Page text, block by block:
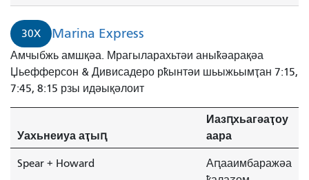
30X Marina Express
Амчыбжь амшқәа. Мрагыларахьтәи аныҟәарақәа
Џьефферсон & Дивисадеро рҟынтәи шьыжьымҭан 7:15,
7:45, 8:15 рзы идәықәлоит
Уахьнеиуа аҭыԥ
Иазԥхьагәаҭоу
аара
Spear + Howard
Аԥааимбаражәа